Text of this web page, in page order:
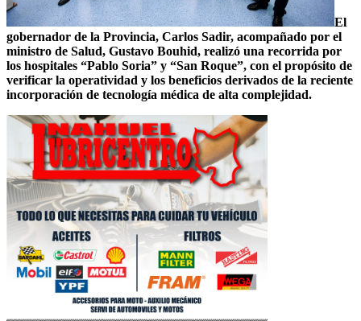
El
gobernador de la Provincia, Carlos Sadir, acompañado por el
ministro de Salud, Gustavo Bouhid, realizó una recorrida por
los hospitales “Pablo Soria” y “San Roque”, con el propósito de
verificar la operatividad y los beneficios derivados de la reciente
incorporación de tecnología médica de alta complejidad.